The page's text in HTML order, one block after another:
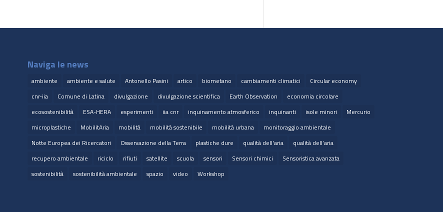
Naviga le news
ambiente ambiente e salute Antonello Pasini artico biometano cambiamenti climatici
Circular economy
cnr-iia
Comune di Latina divulgazione divulgazione scientifica Earth Observation
economia circolare
ecosostenibilità
ESA-HERA esperimenti iia cnr inquinamento atmosferico inquinanti isole minori
Mercurio
microplastiche
MobilitAria mobilità mobilità sostenibile mobilità urbana
monitoraggio ambientale
Notte Europea dei Ricercatori
Osservazione della Terra plastiche dure qualità dell'aria
qualità dell’aria
recupero ambientale
riciclo rifiuti satellite scuola sensori Sensori chimici
Sensoristica avanzata
sostenibilità
sostenibilità ambientale spazio video Workshop